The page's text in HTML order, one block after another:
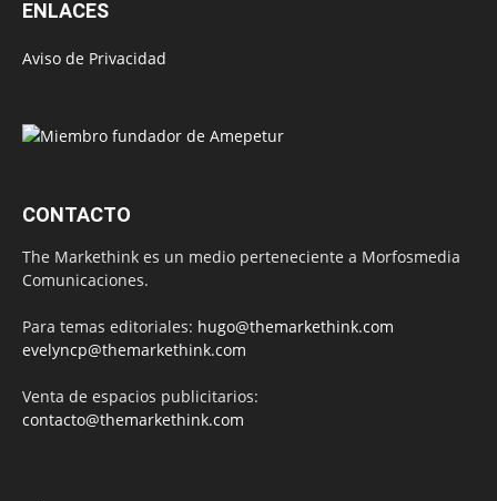
ENLACES
Aviso de Privacidad
CONTACTO
The Markethink es un medio perteneciente a Morfosmedia
Comunicaciones.
Para temas editoriales: hugo@themarkethink.com
evelyncp@themarkethink.com
Venta de espacios publicitarios:
contacto@themarkethink.com